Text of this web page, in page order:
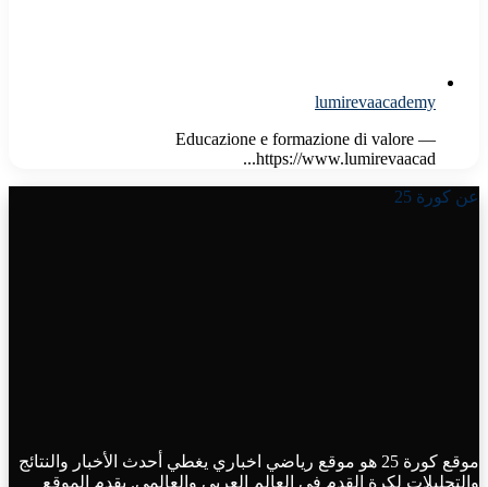
lumirevaacademy
Educazione e formazione di valore —
https://www.lumirevaacad...
عن كورة 25
موقع كورة 25 هو موقع رياضي اخباري يغطي أحدث الأخبار والنتائج
والتحليلات لكرة القدم في العالم العربي والعالمي. يقدم الموقع